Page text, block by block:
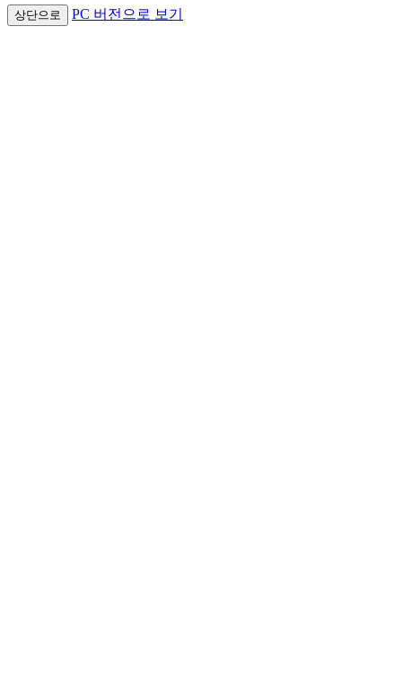
상단으로 PC 버전으로 보기